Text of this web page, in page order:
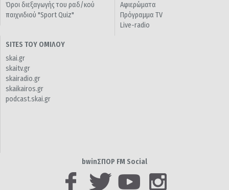
Όροι διεξαγωγής του ραδ/κού
παιχνιδιού "Sport Quiz"
Αφιερώματα
Πρόγραμμα TV
Live-radio
SITES ΤΟΥ ΟΜΙΛΟΥ
skai.gr
skaitv.gr
skairadio.gr
skaikairos.gr
podcast.skai.gr
bwinΣΠΟΡ FM Social